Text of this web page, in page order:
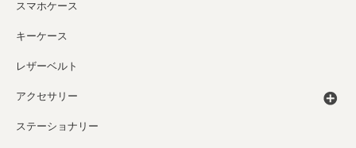
スマホケース
キーケース
レザーベルト
アクセサリー
ステーショナリー